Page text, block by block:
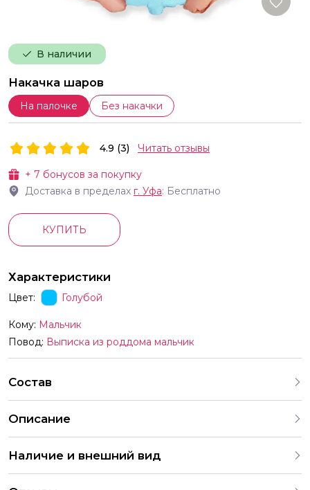
В наличии
Накачка шаров
На палочке Без накачки
+ 7 бонусов за покупку
Доставка в пределах г. Уфа: Бесплатно
4.9 (3) Читать отзывы
КУПИТЬ
Характеристики
Цвет: Голубой
Кому: Мальчик
Повод: Выписка из роддома мальчик
Состав
Описание
Наличие и внешний вид